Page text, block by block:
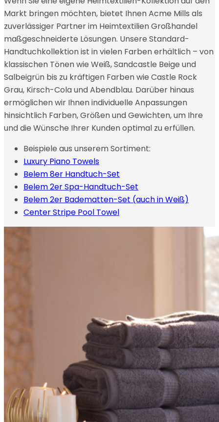
Markt bringen möchten, bietet Ihnen Acme Mills als
zuverlässiger Partner im Heimtextilien Großhandel
maßgeschneiderte Lösungen. Unsere Standard-
Handtuchkollektion ist in vielen Farben erhältlich – von
klassischen Tönen wie Weiß, Sandcastle Beige und
Salbeigrün bis zu kräftigen Farben wie Castle Rock
Grau, Kirsch-Cola und Abendblau. Darüber hinaus
ermöglichen wir Ihnen individuelle Anpassungen
hinsichtlich Farben, Größen und Gewichten, um Ihre
und die Wünsche Ihrer Kunden optimal zu erfüllen.
Beispiele aus unserem Sortiment:
Luxury Piano Towels
Belem 8er Handtuch-Set
Belem 2er Spa-Handtuch-Set
Belem 2er Badematten-Set (auch in Weiß)
Center Stripe Pool Towel